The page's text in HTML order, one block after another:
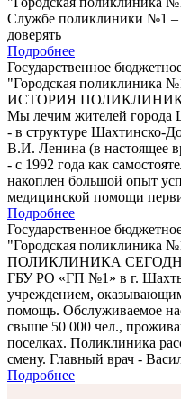
Службе поликлиники №1 –
доверять
Подробнее
Государственное
"Городская поликлиника
ИСТОРИЯ
Мы лечим жителей города
- в структуре Шахтинско-
В.И. Ленина (в настоящее
- с 1992 года как
накоплен большой опыт
медицинской помощи
Подробнее
Государственное
"Городская поликлиника
ПОЛИКЛИНИКА
ГБУ РО «ГП №1» в г.
учреждением,
помощь. Обслуживаемое
свыше 50 000 чел.,
поселках. Поликлиника
смену. Главный врач -
Подробнее